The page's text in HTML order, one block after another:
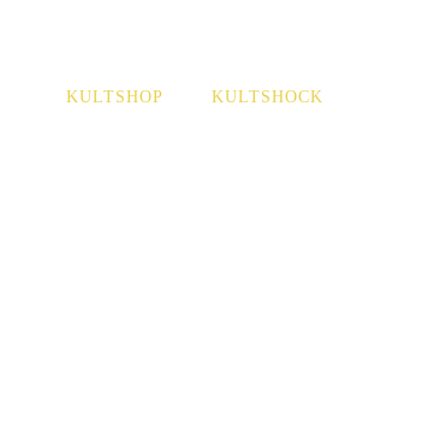
KULTSHOP KULTSHOCK